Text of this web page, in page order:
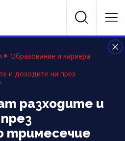
Образование и кариера
и доходите ни през
разходите и